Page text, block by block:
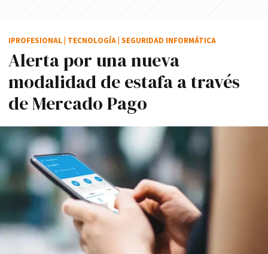
Alerta por una nueva
modalidad de estafa a través
de Mercado Pago
IPROFESIONAL TECNOLOGÍA SEGURIDAD INFORMÁTICA